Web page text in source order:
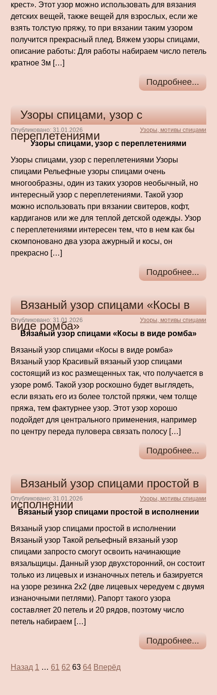
крест». Этот узор можно использовать для вязания
детских вещей, также вещей для взрослых, если же
взять толстую пряжу, то при вязании таким узором
получится прекрасный плед. Вяжем узоры спицами,
описание работы: Для работы набираем число петель
кратное 3м […]
Подробнее...
Узоры спицами, узор с
переплетениями
Опубликовано: 31.01.2026 Узоры, мотивы спицами
Узоры спицами, узор с переплетениями
Узоры спицами, узор с переплетениями Узоры
спицами Рельефные узоры спицами очень
многообразны, один из таких узоров необычный, но
интересный узор с переплетениями. Такой узор
можно использовать при вязании свитеров, кофт,
кардиганов или же для теплой детской одежды. Узор
с переплетениями интересен тем, что в нем как бы
скомпоновано два узора ажурный и косы, он
прекрасно […]
Подробнее...
Вязаный узор спицами «Косы в
виде ромба»
Опубликовано: 31.01.2026 Узоры, мотивы спицами
Вязаный узор спицами «Косы в виде ромба»
Вязаный узор спицами «Косы в виде ромба»
Вязаный узор Красивый вязаный узор спицами
состоящий из кос размещенных так, что получается в
узоре ромб. Такой узор роскошно будет выглядеть,
если вязать его из более толстой пряжи, чем толще
пряжа, тем фактурнее узор. Этот узор хорошо
подойдет для центрального применения, например
по центру переда пуловера связать полосу […]
Подробнее...
Вязаный узор спицами простой в
исполнении
Опубликовано: 31.01.2026 Узоры, мотивы спицами
Вязаный узор спицами простой в исполнении
Вязаный узор спицами простой в исполнении
Вязаный узор Такой рельефный вязаный узор
спицами запросто смогут освоить начинающие
вязальщицы. Данный узор двухсторонний, он состоит
только из лицевых и изнаночных петель и базируется
на узоре резинка 2х2 (две лицевых чередуем с двумя
изнаночными петлями). Рапорт такого узора
составляет 20 петель и 20 рядов, поэтому число
петель набираем […]
Подробнее...
Пагинация
Назад 1 … 61 62 63 64 Вперёд